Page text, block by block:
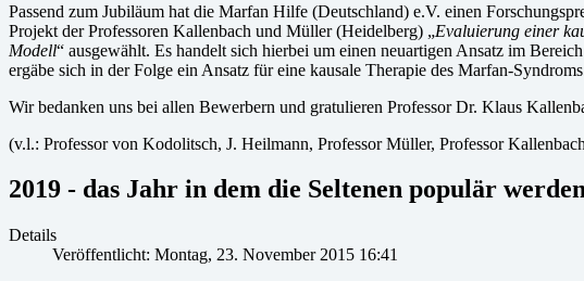
Passend zum Jubiläum hat die Marfan Hilfe (Deutschland) e.V. einen
Projekt der Professoren Kallenbach und Müller (Heidelberg) „Evaluierung einer
Modell“ ausgewählt. Es handelt sich hierbei um einen neuartigen Ansatz im
ergäbe sich in der Folge ein Ansatz für eine kausale Therapie des Marfan-
Wir bedanken uns bei allen Bewerbern und gratulieren Professor Dr. Klaus
(v.l.: Professor von Kodolitsch, J. Heilmann, Professor Müller, Professor
2019 - das Jahr in dem die Seltenen populär
Details
Veröffentlicht: Montag, 23. November 2015 16:41